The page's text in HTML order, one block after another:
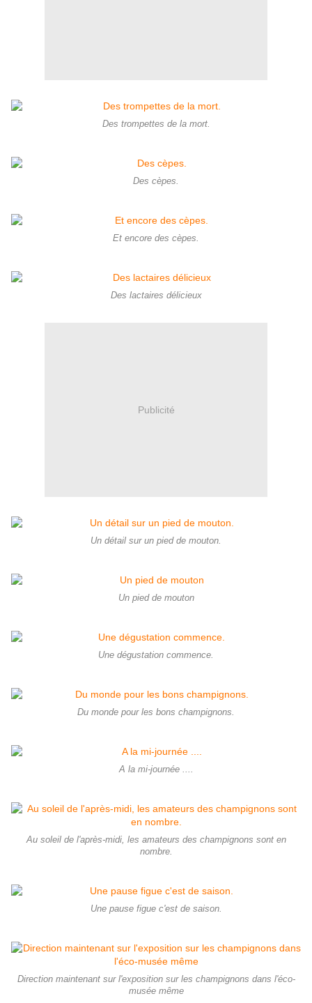
Des trompettes de la mort.
Des cèpes.
Et encore des cèpes.
Des lactaires délicieux
Publicité
Un détail sur un pied de mouton.
Un pied de mouton
Une dégustation commence.
Du monde pour les bons champignons.
A la mi-journée ....
Au soleil de l'après-midi, les amateurs des champignons sont en
nombre.
Une pause figue c'est de saison.
Direction maintenant sur l'exposition sur les champignons dans l'éco-
musée même